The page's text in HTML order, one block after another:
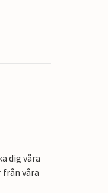
dig våra
våra